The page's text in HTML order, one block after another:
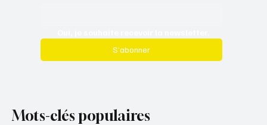
S’abonner
Mots-clés populaires